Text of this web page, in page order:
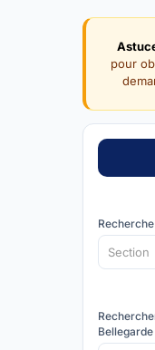
pour
Bellegarde